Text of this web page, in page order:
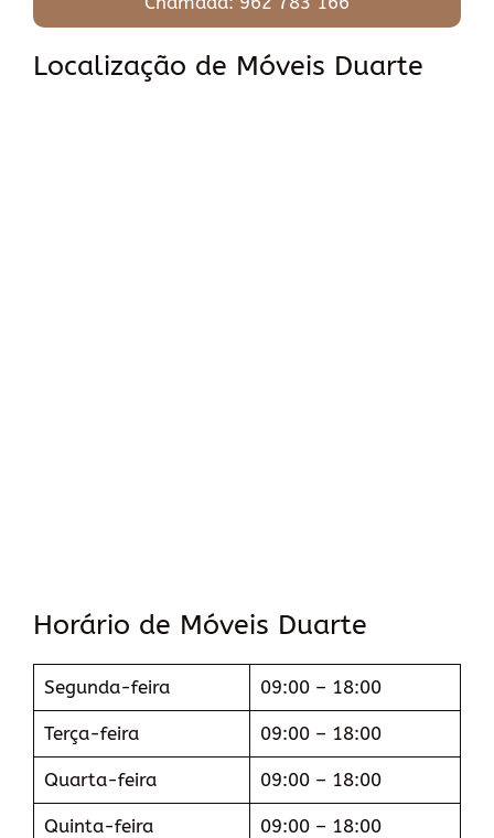
Localização de Móveis Duarte
Horário de Móveis Duarte
Segunda-feira 09:00 – 18:00
Terça-feira 09:00 – 18:00
Quarta-feira 09:00 – 18:00
Quinta-feira 09:00 – 18:00